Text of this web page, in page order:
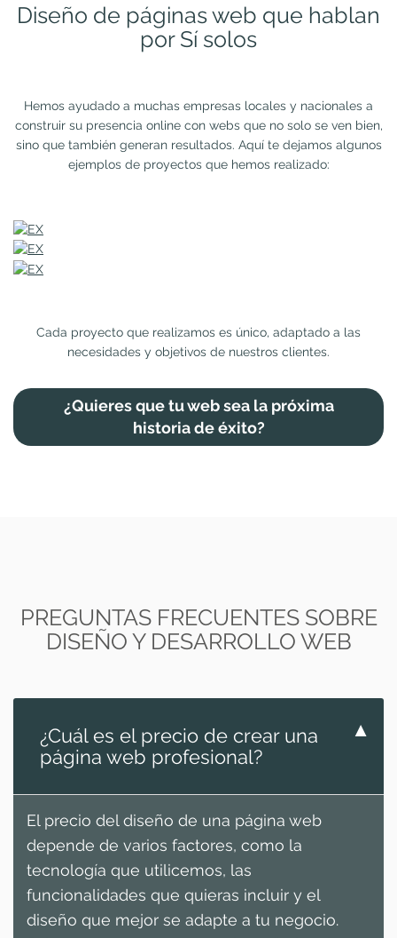
Diseño de páginas web que hablan
por Sí solos
Hemos ayudado a muchas empresas locales y nacionales a
construir su presencia online con webs que no solo se ven bien,
sino que también generan resultados. Aquí te dejamos algunos
ejemplos de proyectos que hemos realizado:
Cada proyecto que realizamos es único, adaptado a las
necesidades y objetivos de nuestros clientes.
¿Quieres que tu web sea la próxima
historia de éxito?
PREGUNTAS FRECUENTES SOBRE
DISEÑO Y DESARROLLO WEB
¿Cuál es el precio de crear una
página web profesional?
▼
El precio del diseño de una página web
depende de varios factores, como la
tecnología que utilicemos, las
funcionalidades que quieras incluir y el
diseño que mejor se adapte a tu negocio.